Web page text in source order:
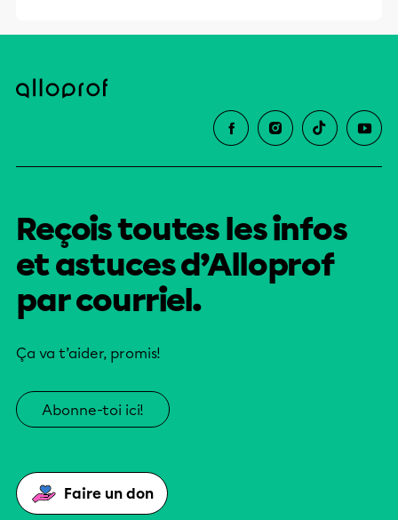
Reçois toutes les infos
et astuces d’Alloprof
par courriel.
Ça va t’aider, promis!
Abonne-toi ici!
Faire un don